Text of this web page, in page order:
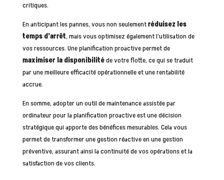
critiques.
En anticipant les pannes, vous non seulementréduisez les
temps d’arrêt, mais vous optimisez également l’utilisation de
vos ressources. Une planification proactive permet de
maximiser la disponibilitéde votre flotte, ce qui se traduit
par une meilleure efficacité opérationnelle et une rentabilité
accrue.
En somme, adopter un outil de maintenance assistée par
ordinateur pour la planification proactive est une décision
stratégique qui apporte des bénéfices mesurables. Cela vous
permet de transformer une gestion réactive en une gestion
préventive, assurant ainsi la continuité de vos opérations et la
satisfaction de vos clients.